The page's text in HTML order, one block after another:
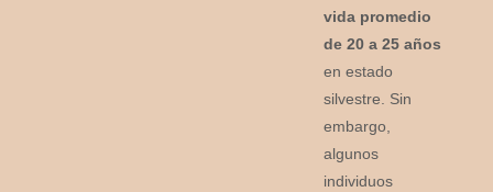
vida promedio
de 20 a 25 años
en estado
silvestre. Sin
embargo,
algunos
individuos